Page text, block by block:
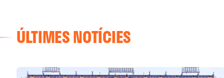
ÚLTIMES NOTÍCIES